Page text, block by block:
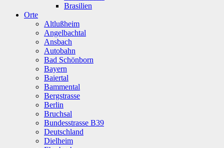
Brasilien
Orte
Altlußheim
Angelbachtal
Ansbach
Autobahn
Bad Schönborn
Bayern
Baiertal
Bammental
Bergstrasse
Berlin
Bruchsal
Bundesstrasse B39
Deutschland
Dielheim